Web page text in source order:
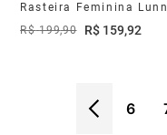
R$ 199,90 R$ 159,92
6